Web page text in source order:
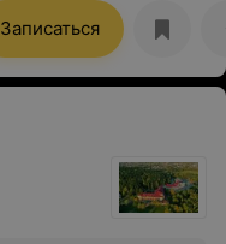
Записаться